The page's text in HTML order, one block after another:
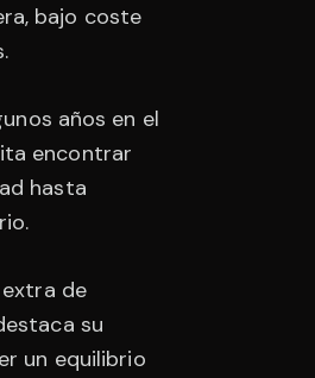
bajo coste
años en el
encontrar
hasta
de
su
un equilibrio